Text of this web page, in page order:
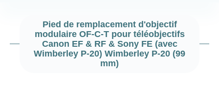
Pied de remplacement d'objectif
modulaire OF-C-T pour téléobjectifs
Canon EF & RF & Sony FE (avec
Wimberley P-20) Wimberley P-20 (99
mm)